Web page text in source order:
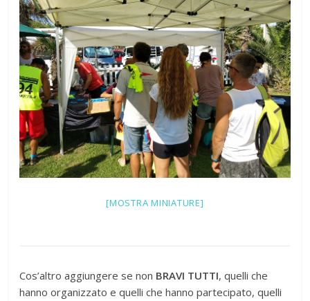
[MOSTRA MINIATURE]
Cos’altro aggiungere se non BRAVI TUTTI, quelli che
hanno organizzato e quelli che hanno partecipato, quelli